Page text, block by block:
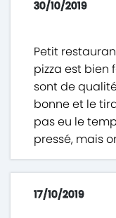
30/10/2019
Petit
pizza est bien
sont de
bonne et le
pas eu le
pressé, mais
17/10/2019